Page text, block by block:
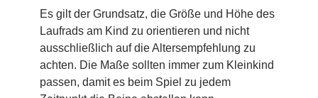
Es gilt der Grundsatz, die Größe und Höhe des
Laufrads am Kind zu orientieren und nicht
ausschließlich auf die Altersempfehlung zu
achten. Die Maße sollten immer zum Kleinkind
passen, damit es beim Spiel zu jedem